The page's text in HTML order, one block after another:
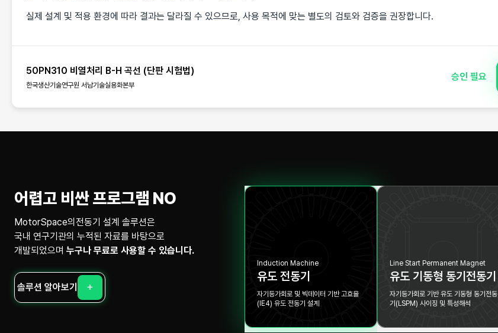
실제 설계 및 적용 환경에 따라 결과는 달라질 수 있으므로, 사용 목적에 맞는 별도의 검토와 검증을 권장합니다.
50PN310 비열처리 B-H 곡선 (단판 시험법)
한국생산기술연구원 서남기술실용화본부
승인 필요
어렵고 비싼 프로그램 NO
MotorSpace의전동기 설계 솔루션은
국내 연구기관의 누적된 자료를 바탕으로
개발되었으며 누구나 무료로 사용할 수 있습니다.
솔루션 알아보기
Induction Machine
유도 전동기
자기등가회로 및 빅데이터 기반 고효율
(IE4) 유도 전동기 설계
Line Start Permanent Magnet
유도 기동형 동기전동기
자기등가회로 기반 유도 기동형 동기전동
기(LSPM) 사이징 및 특성해석